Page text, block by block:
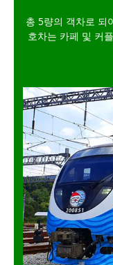
총 5량의 객차로 되
호차는 카페 및 커